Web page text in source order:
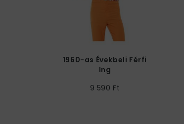
1960-as Évekbeli Férfi
Ing
9 590 Ft